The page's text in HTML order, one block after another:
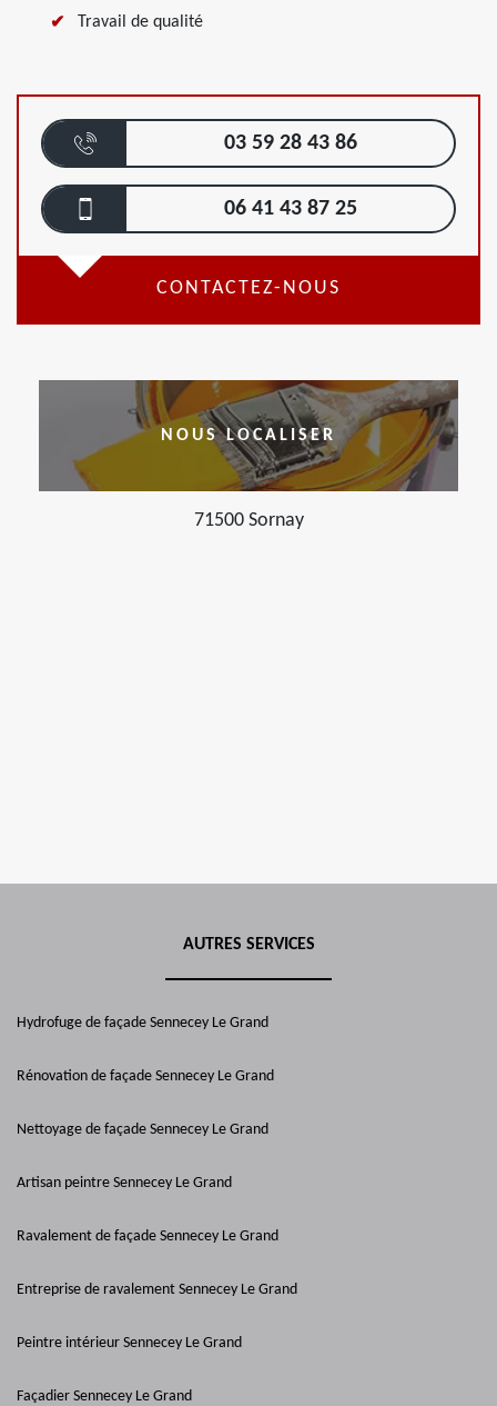
Travail de qualité
03 59 28 43 86
06 41 43 87 25
CONTACTEZ-NOUS
NOUS LOCALISER
71500 Sornay
AUTRES SERVICES
Hydrofuge de façade Sennecey Le Grand
Rénovation de façade Sennecey Le Grand
Nettoyage de façade Sennecey Le Grand
Artisan peintre Sennecey Le Grand
Ravalement de façade Sennecey Le Grand
Entreprise de ravalement Sennecey Le Grand
Peintre intérieur Sennecey Le Grand
Façadier Sennecey Le Grand